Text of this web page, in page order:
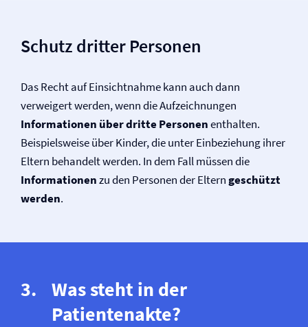
Schutz dritter Personen
Das Recht auf Einsichtnahme kann auch dann
verweigert werden, wenn die Aufzeichnungen
Informationen über dritte Personenenthalten.
Beispielsweise über Kinder, die unter Einbeziehung ihrer
Eltern behandelt werden. In dem Fall müssen die
Informationenzu den Personen der Elterngeschützt
werden.
Was steht in der
Patientenakte?